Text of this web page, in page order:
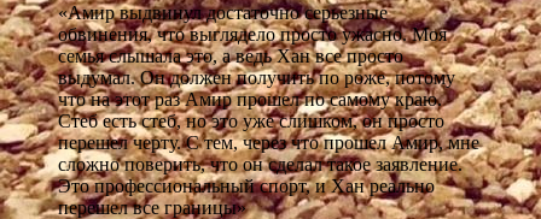
«Амир выдвинул достаточно серьезные
обвинения, что выглядело просто ужасно. Моя
семья слышала это, а ведь Хан все просто
выдумал. Он должен получить по роже, потому
что на этот раз Амир прошел по самому краю.
Стеб есть стеб, но это уже слишком, он просто
перешел черту. С тем, через что прошел Амир, мне
сложно поверить, что он сделал такое заявление.
Это профессиональный спорт, и Хан реально
перешел все границы»